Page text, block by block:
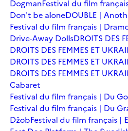
DogmanFestival du film
Don't be aloneDOUBLE |
Festival du film français |
Drive-Away DollsDROITS DES
DROITS DES FEMMES ET
DROITS DES FEMMES ET
DROITS DES FEMMES ET
Cabaret
Festival du film français | Du
Festival du film français | Du
DžobFestival du film français |